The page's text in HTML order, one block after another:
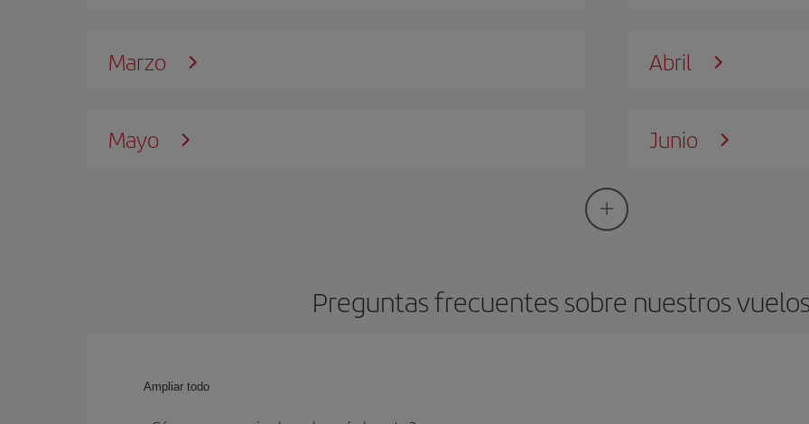
Marzo Abril
Mayo Junio
Preguntas frecuentes sobre nuestros
Ampliar todo